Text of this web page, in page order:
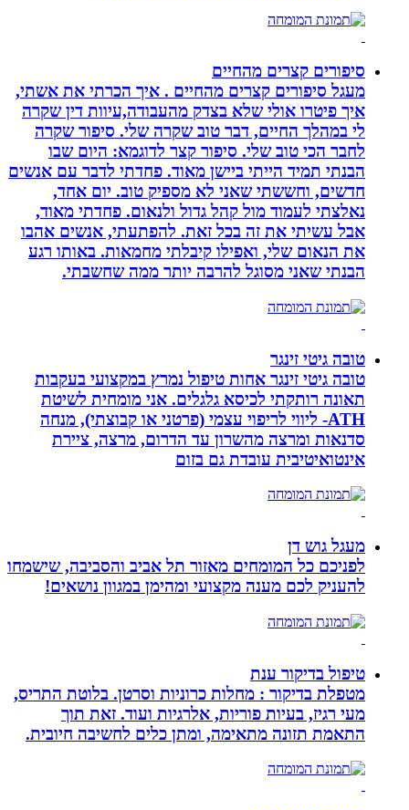
סיפורים קצרים מהחיים
מעגל סיפורים קצרים מהחיים . איך הכרתי את אשתי,
איך פיטרו אולי שלא בצדק מהעבודה,עיוות דין שקרה
לי במהלך החיים, דבר טוב שקרה שלי. סיפור שקרה
לחבר הכי טוב שלי. סיפור קצר לדוגמא: היום שבו
הבנתי תמיד הייתי ביישן מאוד. פחדתי לדבר עם אנשים
חדשים, וחששתי שאני לא מספיק טוב. יום אחד,
נאלצתי לעמוד מול קהל גדול ולנאום. פחדתי מאוד,
אבל עשיתי את זה בכל זאת. להפתעתי, אנשים אהבו
את הנאום שלי, ואפילו קיבלתי מחמאות. באותו רגע
הבנתי שאני מסוגל להרבה יותר ממה שחשבתי.
טובה גיטי זינגר
טובה גיטי זינגר אחות טיפול נמרץ במקצועי בעקבות
תאונה רותקתי לכיסא גלגלים. אני מומחית לשיטת
ATH- ליווי לריפוי עצמי (פרטני או קבוצתי), מנחה
סדנאות ומרצה מהשרון עד הדרום, מרצה, ציירת
אינטואיטיבית עובדת גם בזום
מעגל גוש דן
לפניכם כל המומחים מאזור תל אביב והסביבה, שישמחו
להעניק לכם מענה מקצועי ומהימן במגוון נושאים!
טיפול בדיקור ענת
מטפלת בדיקור : מחלות כרוניות וסרטן. בלוטת התריס,
מעי רגיז, בעיות פוריות, אלרגיות ועוד. זאת תוך
התאמת תזונה מתאימה, ומתן כלים לחשיבה חיובית.